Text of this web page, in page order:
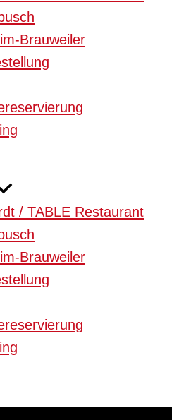
Brauweiler
/ TABLE Restaurant
Brauweiler